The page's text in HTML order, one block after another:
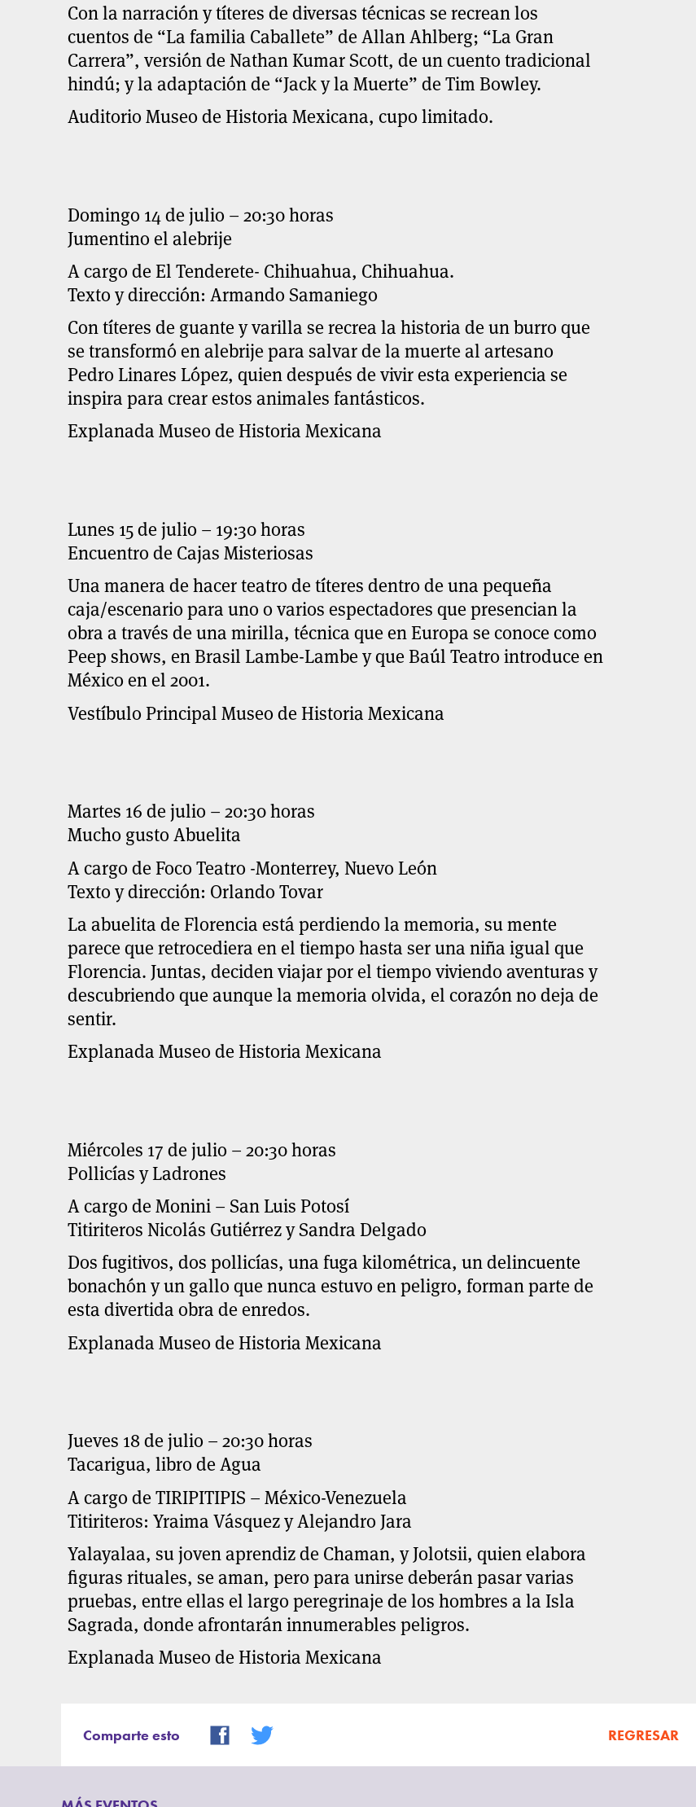
Con la narración y títeres de diversas técnicas se recrean los
cuentos de “La familia Caballete” de Allan Ahlberg; “La Gran
Carrera”, versión de Nathan Kumar Scott, de un cuento tradicional
hindú; y la adaptación de “Jack y la Muerte” de Tim Bowley.
Auditorio Museo de Historia Mexicana, cupo limitado.
Domingo 14 de julio – 20:30 horas
Jumentino el alebrije
A cargo de El Tenderete- Chihuahua, Chihuahua.
Texto y dirección: Armando Samaniego
Con títeres de guante y varilla se recrea la historia de un burro que
se transformó en alebrije para salvar de la muerte al artesano
Pedro Linares López, quien después de vivir esta experiencia se
inspira para crear estos animales fantásticos.
Explanada Museo de Historia Mexicana
Lunes 15 de julio – 19:30 horas
Encuentro de Cajas Misteriosas
Una manera de hacer teatro de títeres dentro de una pequeña
caja/escenario para uno o varios espectadores que presencian la
obra a través de una mirilla, técnica que en Europa se conoce como
Peep shows, en Brasil Lambe-Lambe y que Baúl Teatro introduce en
México en el 2001.
Vestíbulo Principal Museo de Historia Mexicana
Martes 16 de julio – 20:30 horas
Mucho gusto Abuelita
A cargo de Foco Teatro -Monterrey, Nuevo León
Texto y dirección: Orlando Tovar
La abuelita de Florencia está perdiendo la memoria, su mente
parece que retrocediera en el tiempo hasta ser una niña igual que
Florencia. Juntas, deciden viajar por el tiempo viviendo aventuras y
descubriendo que aunque la memoria olvida, el corazón no deja de
sentir.
Explanada Museo de Historia Mexicana
Miércoles 17 de julio – 20:30 horas
Pollicías y Ladrones
A cargo de Monini – San Luis Potosí
Titiriteros Nicolás Gutiérrez y Sandra Delgado
Dos fugitivos, dos pollicías, una fuga kilométrica, un delincuente
bonachón y un gallo que nunca estuvo en peligro, forman parte de
esta divertida obra de enredos.
Explanada Museo de Historia Mexicana
Jueves 18 de julio – 20:30 horas
Tacarigua, libro de Agua
A cargo de TIRIPITIPIS – México-Venezuela
Titiriteros: Yraima Vásquez y Alejandro Jara
Yalayalaa, su joven aprendiz de Chaman, y Jolotsii, quien elabora
figuras rituales, se aman, pero para unirse deberán pasar varias
pruebas, entre ellas el largo peregrinaje de los hombres a la Isla
Sagrada, donde afrontarán innumerables peligros.
Explanada Museo de Historia Mexicana
Comparte esto REGRESAR